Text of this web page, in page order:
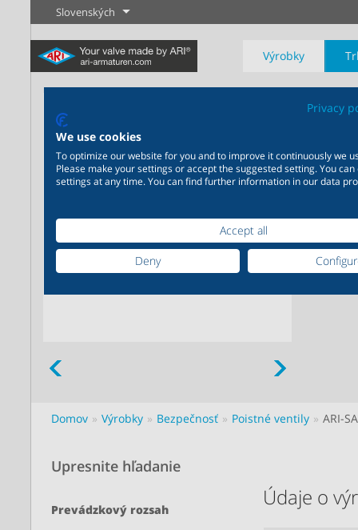
Slovenských
Výrobky
Novinky
Zistiť viac
Regulácia
Zistiť viac Zistiť viac
Priemysel
priemysel - Váš flexibilný
systém pre priemyselné
aplikácie
Chémia
- Výrobné riešenia šité na
mieru Vašim individuálnym
požiadavkám
Domov Výrobky Bezpečnosť Poistné ventily ARI-
Údaje o
Upresnite hľadanie
Prevádzkový rozsah
Privacy
We use cookies
To optimize our website for you and to improve it continuously we
Please make your settings or accept the suggested setting. You
settings at any time. You can find further information in our data
Accept all
Deny